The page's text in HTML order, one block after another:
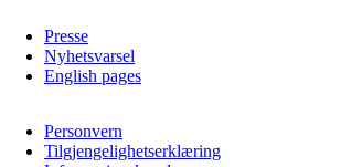
Presse
Nyhetsvarsel
English pages
Personvern
Tilgjengelighetserklæring